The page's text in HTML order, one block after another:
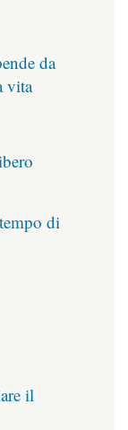
da
vita
di
il